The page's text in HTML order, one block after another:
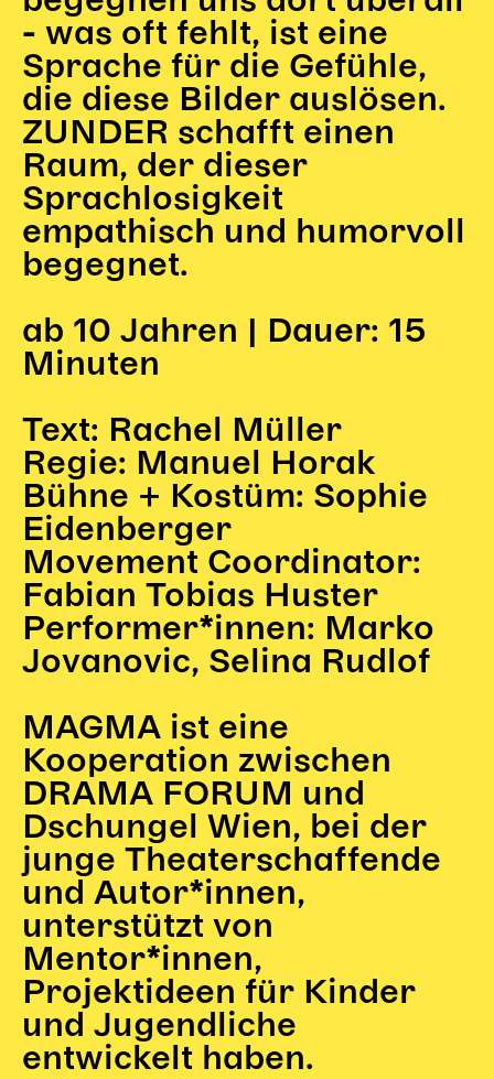
- was oft fehlt, ist eine
Sprache für die Gefühle,
die diese Bilder auslösen.
ZUNDER schafft einen
Raum, der dieser
Sprachlosigkeit
empathisch und humorvoll
begegnet.
ab 10 Jahren | Dauer: 15
Minuten
Text: Rachel Müller
Regie: Manuel Horak
Bühne + Kostüm: Sophie
Eidenberger
Movement Coordinator:
Fabian Tobias Huster
Performer*innen: Marko
Jovanovic, Selina Rudlof
MAGMA ist eine
Kooperation zwischen
DRAMA FORUM und
Dschungel Wien, bei der
junge Theaterschaffende
und Autor*innen,
unterstützt von
Mentor*innen,
Projektideen für Kinder
und Jugendliche
entwickelt haben.